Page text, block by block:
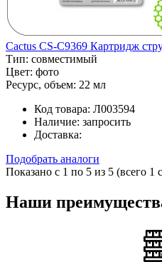
Cactus CS-C9369 Картридж
Тип: совместимый
Цвет: фото
Ресурс, объем: 22 мл
Код товара: Л003594
Наличие: запросить
Доставка:
Подобрать аналоги
Показано с 1 по 5 из 5 (всего 1
Наши